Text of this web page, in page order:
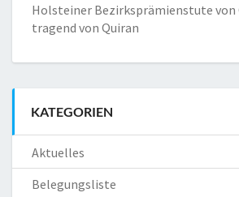
Holsteiner Bezirksprämienstute von
tragend von Quiran
KATEGORIEN
Aktuelles
Belegungsliste